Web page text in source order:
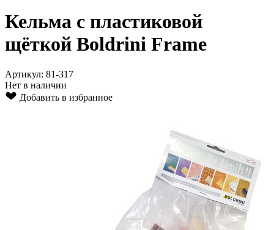
Кельма с пластиковой
щёткой Boldrini Frame
Артикул: 81-317
Нет в наличии
Добавить в избранное